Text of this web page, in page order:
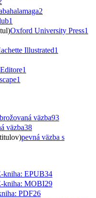
2
1
Oxford University Press1
Illustrated1
1
1
brožovaná väzba93
väzba38
pevná väzba s
kniha: EPUB34
kniha: MOBI29
PDF26